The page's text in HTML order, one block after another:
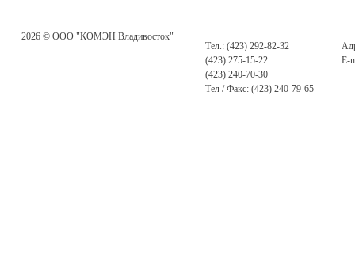
2026 © ООО "КОМЭН Владивосток"
Тел.: (423) 292-82-32
(423) 275-15-22
(423) 240-70-30
Тел / Факс: (423) 240-79-65
E-